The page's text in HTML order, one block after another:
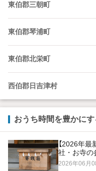
東伯郡三朝町
東伯郡琴浦町
東伯郡北栄町
西伯郡日吉津村
おうち時間を豊かにす
【2026年
社・お寺の
2026年06月